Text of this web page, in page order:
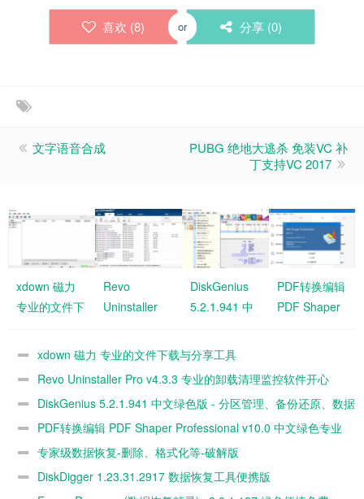
喜欢 (8) or 分享 (0)
文字语音合成
PUBG 绝地大逃杀 免装VC 补
丁支持VC 2017
xdown 磁力
专业的文件下
Revo
Uninstaller
业的卸载清理
版
DiskGenius
5.2.1.941 中
区管理、备份
复工
PDF转换编辑
PDF Shaper
xdown 磁力 专业的文件下载与分享工具
Revo Uninstaller Pro v4.3.3 专业的卸载清理监控软件开心
版
DiskGenius 5.2.1.941 中文绿色版 - 分区管理、备份还原、数据
恢复工PDF转换编辑 PDF Shaper Professional v10.0 中文绿色专业
版 专家级数据恢复-删除、格式化等-破解版
DiskDigger 1.23.31.2917 数据恢复工具便携版